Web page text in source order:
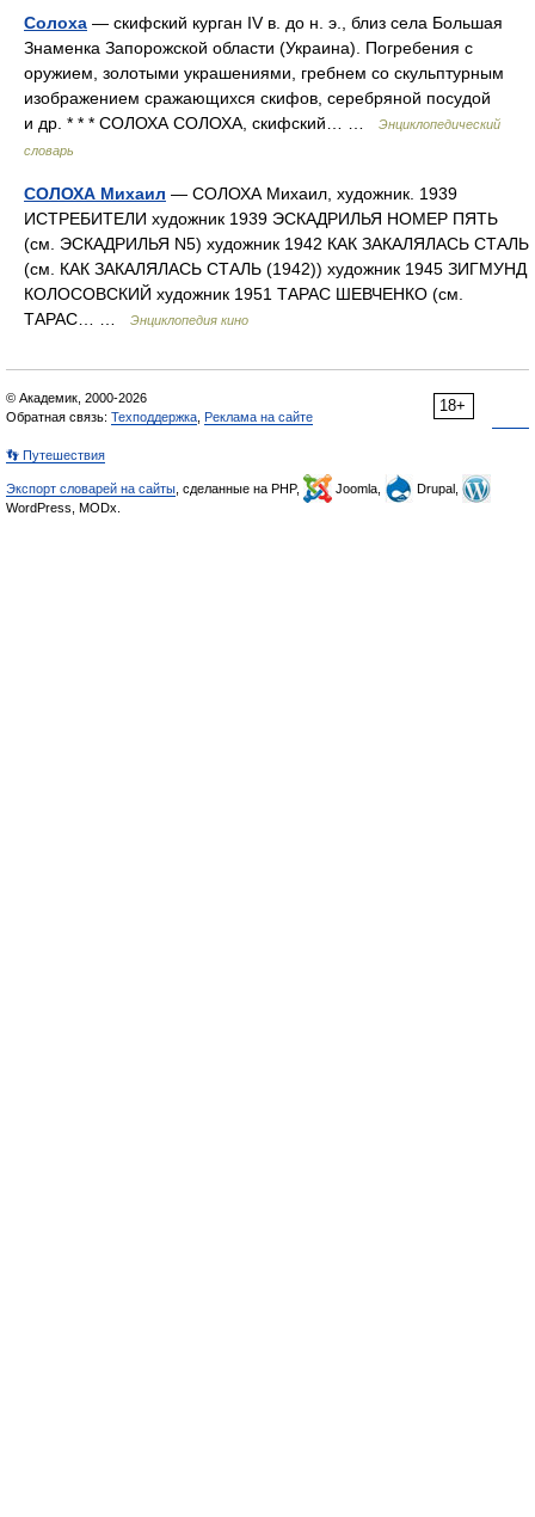
Солоха — скифский курган IV в. до н. э., близ села Большая
Знаменка Запорожской области (Украина). Погребения с
оружием, золотыми украшениями, гребнем со скульптурным
изображением сражающихся скифов, серебряной посудой
и др. * * * СОЛОХА СОЛОХА, скифский… …
Энциклопедический
словарь
СОЛОХА Михаил — СОЛОХА Михаил, художник. 1939
ИСТРЕБИТЕЛИ художник 1939 ЭСКАДРИЛЬЯ НОМЕР ПЯТЬ
(см. ЭСКАДРИЛЬЯ N5) художник 1942 КАК ЗАКАЛЯЛАСЬ СТАЛЬ
(см. КАК ЗАКАЛЯЛАСЬ СТАЛЬ (1942)) художник 1945 ЗИГМУНД
КОЛОСОВСКИЙ художник 1951 ТАРАС ШЕВЧЕНКО (см.
ТАРАС… …
Энциклопедия кино
18+
© Академик, 2000-2026
Обратная связь: Техподдержка Реклама на сайте
👣 Путешествия
Экспорт словарей на сайты , сделанные на PHP, Joomla,
Drupal,
WordPress, MODx.